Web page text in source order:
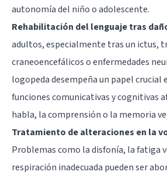
autonomía del niño o adolescente.
Rehabilitación del lenguaje tras
adultos, especialmente tras un ictus,
craneoencefálicos o enfermedades
logopeda desempeña un papel crucial
funciones comunicativas y cognitivas
habla, la comprensión o la memoria
Tratamiento de alteraciones en la
Problemas como la disfonía, la fatiga
respiración inadecuada pueden ser